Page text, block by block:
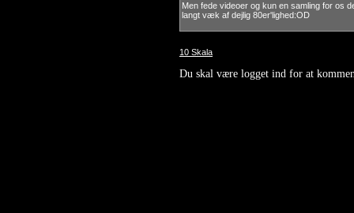
Men fede videoer og kun en samling for os
langt væk af dejlig 80er'lighed:OD
10 Skala
Du skal være logget ind for at